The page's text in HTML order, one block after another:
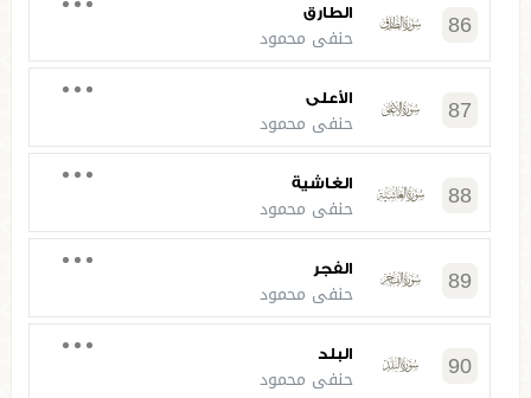
86 الطارق
حنفي محمود
87 الأعلى
حنفي محمود
88 الغاشية
حنفي محمود
89 الفجر
حنفي محمود
90 البلد
حنفي محمود